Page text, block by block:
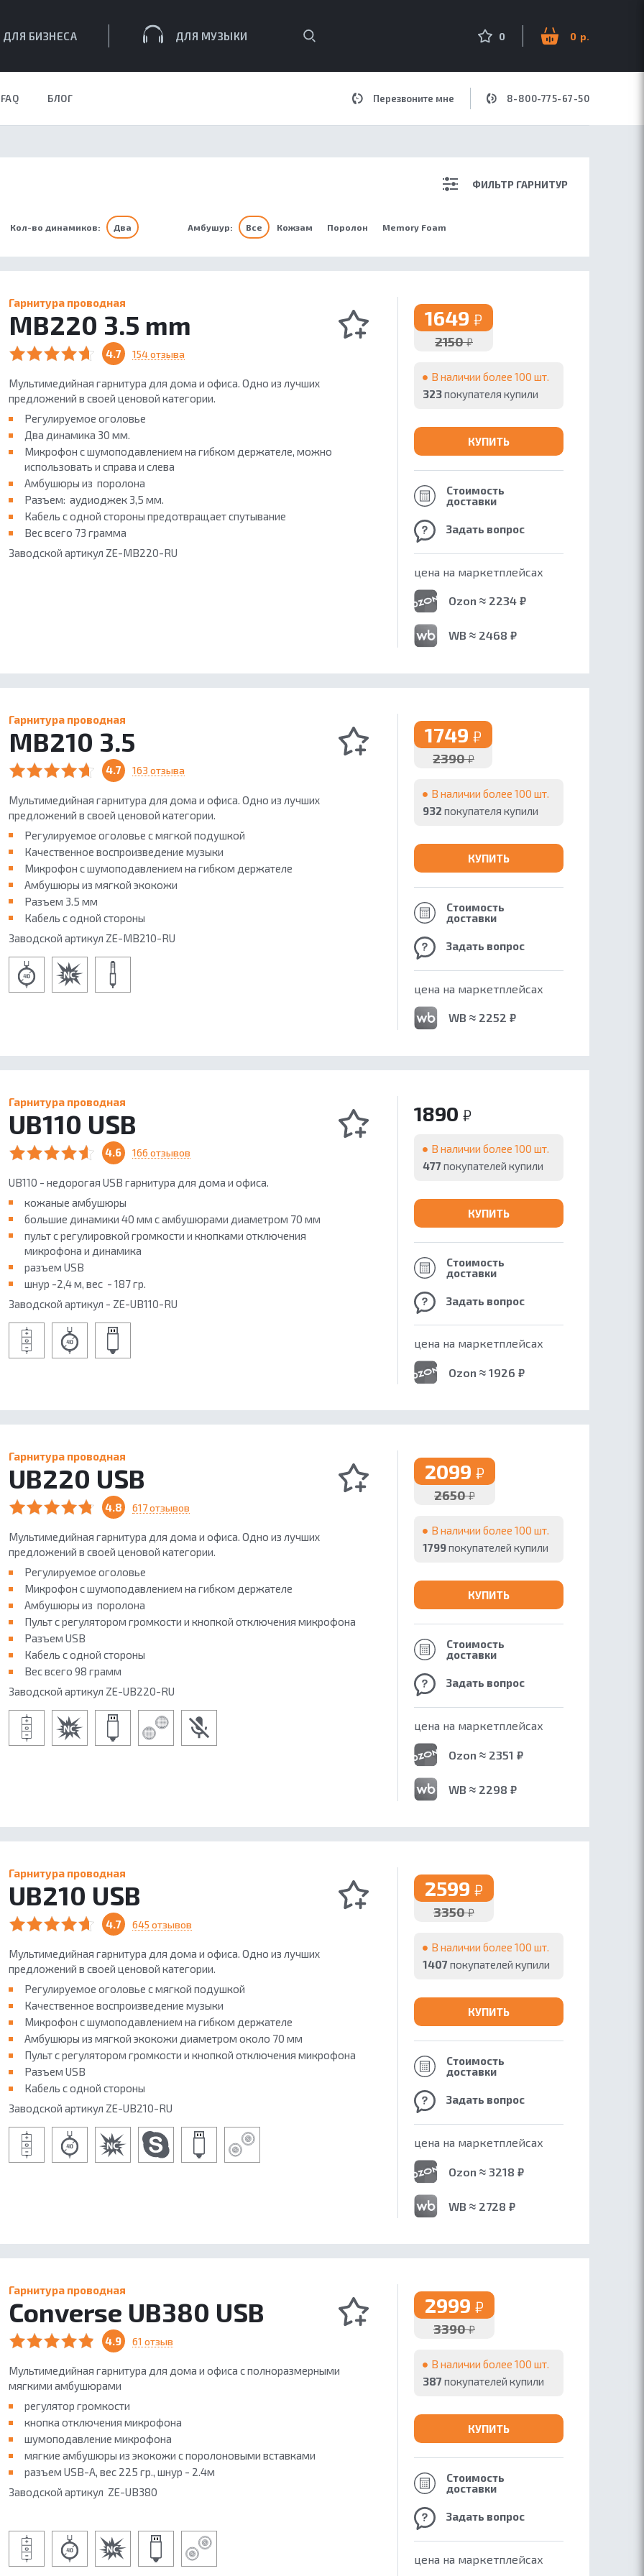
ДЛЯ БИЗНЕСА ДЛЯ МУЗЫКИ 0 0
FAQ БЛОГ Перезвоните мне 8-800-775-67-50
КОНТАКТЫ
ПАРТНЕРАМ
БЛОГ
Кол-во динамиков: Два Амбушур: Все Кожзам Поролон Memory Foam
ФИЛЬТР ГАРНИТУР
Гарнитура проводная
MB220 3.5 mm
4.7 154 отзыва
Мультимедийная гарнитура для дома и офиса. Одно из лучших
предложений в своей ценовой категории.
Регулируемое оголовье
Два динамика 30 мм.
Микрофон с шумоподавлением на гибком держателе, можно
использовать и справа и слева
Амбушюры из поролона
Разъем: аудиоджек 3,5 мм.
Кабель с одной стороны предотвращает спутывание
Вес всего 73 грамма
Заводской артикул ZE-MB220-RU
1649 ₽
2150₽
В наличии более 100 шт.
323покупателя купили
КУПИТЬ
Стоимость
доставки
Задать вопрос
цена на маркетплейсах
Ozon ≈ 2234 ₽
WB ≈ 2468 ₽
Гарнитура проводная
MB210 3.5
4.7 163 отзыва
Мультимедийная гарнитура для дома и офиса. Одно из лучших
предложений в своей ценовой категории.
Регулируемое оголовье с мягкой подушкой
Качественное воспроизведение музыки
Микрофон с шумоподавлением на гибком держателе
Амбушюры из мягкой экокожи
Разъем 3.5 мм
Кабель с одной стороны
Заводской артикул ZE-MB210-RU
1749 ₽
2390₽
В наличии более 100 шт.
932 покупателя купили
КУПИТЬ
Стоимость
доставки
Задать вопрос
цена на маркетплейсах
WB ≈ 2252 ₽
Гарнитура проводная
UB110 USB
4.6 166 отзывов
UB110 - недорогая USB гарнитура для дома и офиса.
кожаные амбушюры
большие динамики 40 мм с амбушюрами диаметром 70 мм
пульт с регулировкой громкости и кнопками отключения
микрофона и динамика
разъем USB
шнур -2,4 м, вес - 187 гр.
Заводской артикул - ZE-UB110-RU
1890 ₽
В наличии более 100 шт.
477 покупателей купили
КУПИТЬ
Стоимость
доставки
Задать вопрос
цена на маркетплейсах
Ozon ≈ 1926 ₽
Гарнитура проводная
UB220 USB
4.8 617 отзывов
Мультимедийная гарнитура для дома и офиса. Одно из лучших
предложений в своей ценовой категории.
Регулируемое оголовье
Микрофон с шумоподавлением на гибком держателе
Амбушюры из поролона
Пульт с регулятором громкости и кнопкой отключения микрофона
Разъем USB
Кабель с одной стороны
Вес всего 98 грамм
Заводской артикул ZE-UB220-RU
2099 ₽
2650₽
В наличии более 100 шт.
1799покупателей купили
КУПИТЬ
Стоимость
доставки
Задать вопрос
цена на маркетплейсах
Ozon ≈ 2351 ₽
WB ≈ 2298 ₽
Гарнитура проводная
UB210 USB
4.7 645 отзывов
Мультимедийная гарнитура для дома и офиса. Одно из лучших
предложений в своей ценовой категории.
Регулируемое оголовье с мягкой подушкой
Качественное воспроизведение музыки
Микрофон с шумоподавлением на гибком держателе
Амбушюры из мягкой экокожи диаметром около 70 мм
Пульт с регулятором громкости и кнопкой отключения микрофона
Разъем USB
Кабель с одной стороны
Заводской артикул ZE-UB210-RU
2599 ₽
3350₽
В наличии более 100 шт.
1407 покупателей купили
КУПИТЬ
Стоимость
доставки
Задать вопрос
цена на маркетплейсах
Ozon ≈ 3218 ₽
WB ≈ 2728 ₽
Гарнитура проводная
Converse UB380 USB
4.9 61 отзыв
Мультимедийная гарнитура для дома и офиса с полноразмерными
мягкими амбушюрами
регулятор громкости
кнопка отключения микрофона
шумоподавление микрофона
мягкие амбушюры из экокожи с поролоновыми вставками
разъем USB-A, вес 225 гр., шнур - 2.4м
Заводской артикул ZE-UB380
2999 ₽
3390₽
В наличии более 100 шт.
387 покупателей купили
КУПИТЬ
Стоимость
доставки
Задать вопрос
цена на маркетплейсах